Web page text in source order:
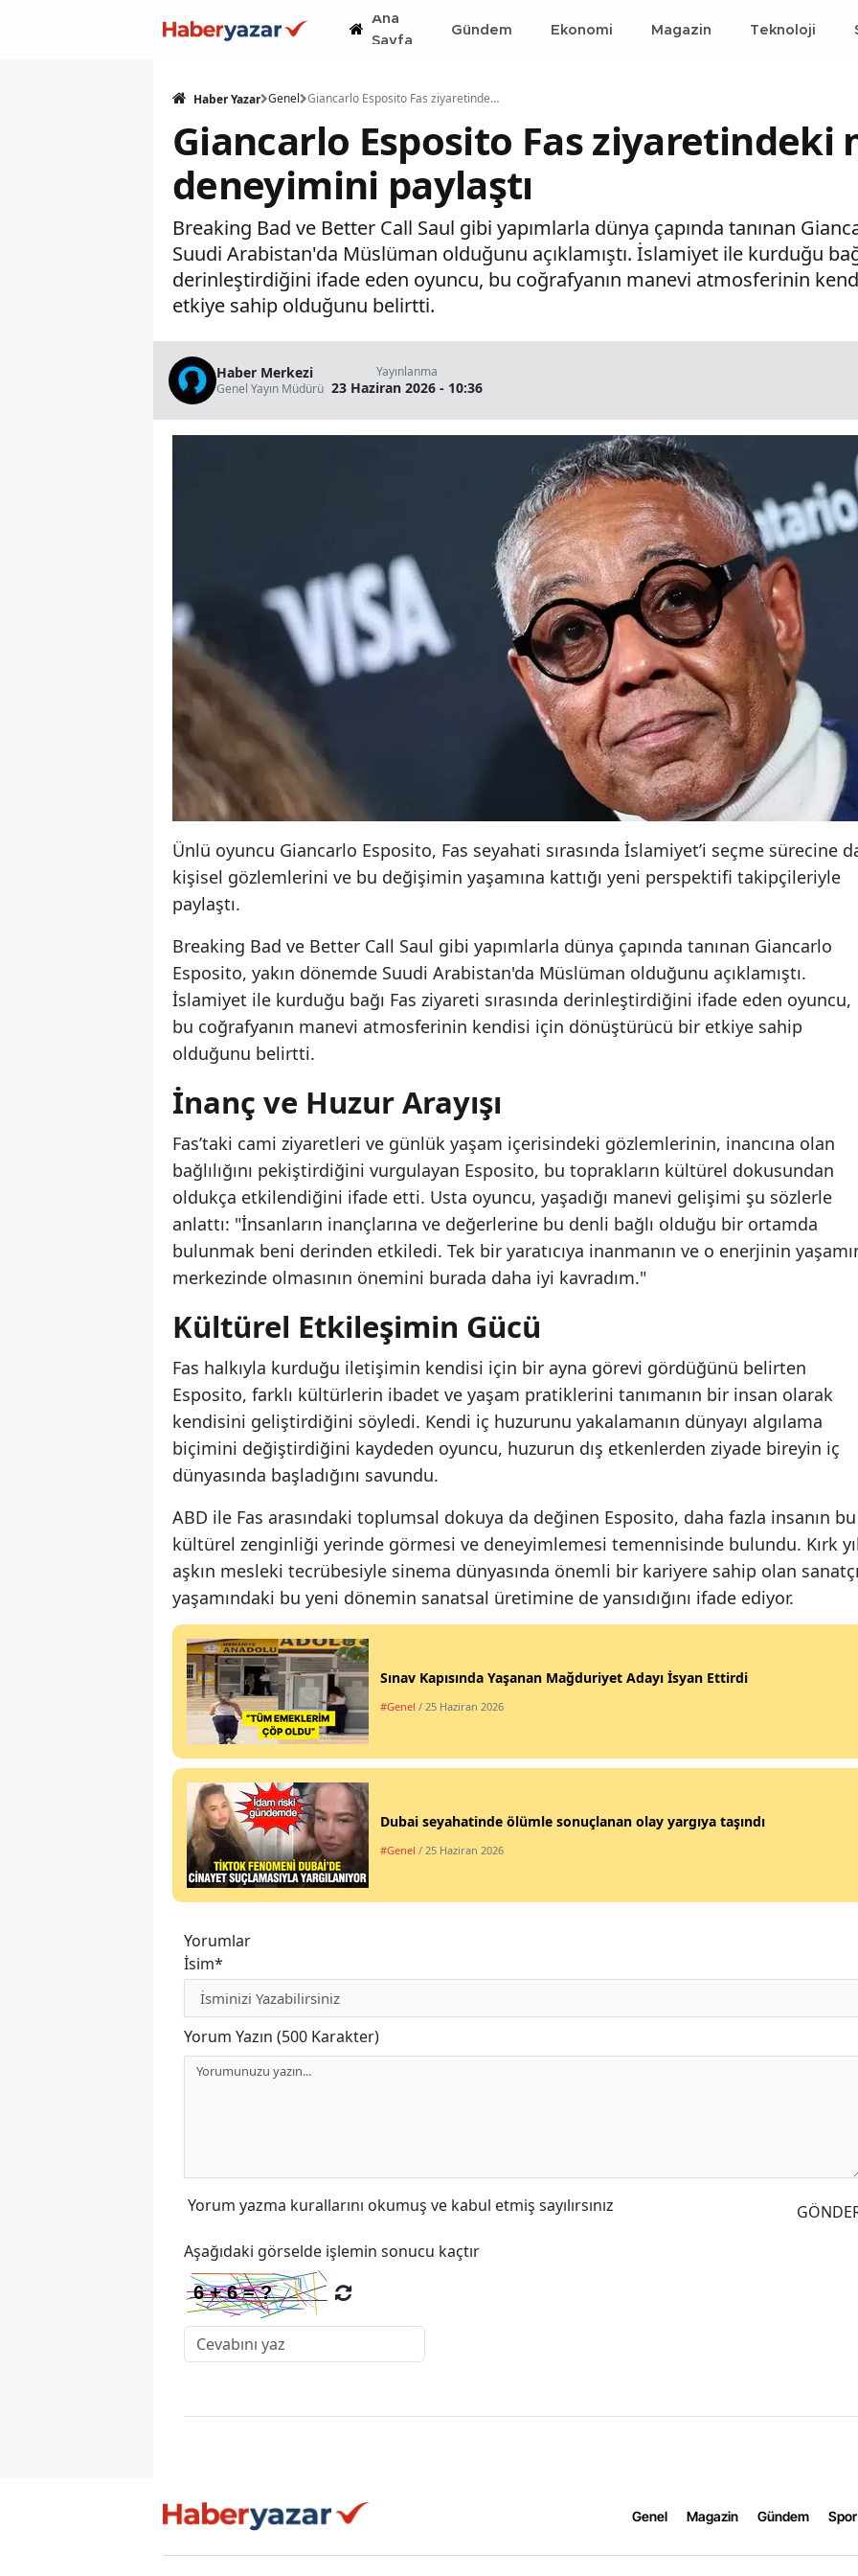
Ana
Sayfa
Gündem Ekonomi Magazin Teknoloji
Haber Yazar Genel Giancarlo Esposito Fas ziyaretindeki manevi deneyimini paylaştı
Giancarlo Esposito Fas ziyaretindeki
deneyimini paylaştı
Breaking Bad ve Better Call Saul gibi yapımlarla dünya çapında tanınan
Suudi Arabistan'da Müslüman olduğunu açıklamıştı. İslamiyet ile kurduğu
derinleştirdiğini ifade eden oyuncu, bu coğrafyanın manevi atmosferinin
etkiye sahip olduğunu belirtti.
Haber Merkezi
Genel Yayın Müdürü
Yayınlanma
23 Haziran 2026 - 10:36
Ünlü oyuncu Giancarlo Esposito, Fas seyahati sırasında İslamiyet’i seçme sürecine
kişisel gözlemlerini ve bu değişimin yaşamına kattığı yeni perspektifi takipçileriyle
paylaştı.
Breaking Bad ve Better Call Saul gibi yapımlarla dünya çapında tanınan Giancarlo
Esposito, yakın dönemde Suudi Arabistan'da Müslüman olduğunu açıklamıştı.
İslamiyet ile kurduğu bağı Fas ziyareti sırasında derinleştirdiğini ifade eden oyuncu,
bu coğrafyanın manevi atmosferinin kendisi için dönüştürücü bir etkiye sahip
olduğunu belirtti.
İnanç ve Huzur Arayışı
Fas’taki cami ziyaretleri ve günlük yaşam içerisindeki gözlemlerinin, inancına olan
bağlılığını pekiştirdiğini vurgulayan Esposito, bu toprakların kültürel dokusundan
oldukça etkilendiğini ifade etti. Usta oyuncu, yaşadığı manevi gelişimi şu sözlerle
anlattı: "İnsanların inançlarına ve değerlerine bu denli bağlı olduğu bir ortamda
bulunmak beni derinden etkiledi. Tek bir yaratıcıya inanmanın ve o enerjinin
merkezinde olmasının önemini burada daha iyi kavradım."
Kültürel Etkileşimin Gücü
Fas halkıyla kurduğu iletişimin kendisi için bir ayna görevi gördüğünü belirten
Esposito, farklı kültürlerin ibadet ve yaşam pratiklerini tanımanın bir insan olarak
kendisini geliştirdiğini söyledi. Kendi iç huzurunu yakalamanın dünyayı algılama
biçimini değiştirdiğini kaydeden oyuncu, huzurun dış etkenlerden ziyade bireyin iç
dünyasında başladığını savundu.
ABD ile Fas arasındaki toplumsal dokuya da değinen Esposito, daha fazla insanın bu
kültürel zenginliği yerinde görmesi ve deneyimlemesi temennisinde bulundu. Kırk
aşkın mesleki tecrübesiyle sinema dünyasında önemli bir kariyere sahip olan
yaşamındaki bu yeni dönemin sanatsal üretimine de yansıdığını ifade ediyor.
Sınav Kapısında Yaşanan Mağduriyet Adayı İsyan Ettirdi
#Genel / 25 Haziran 2026
Dubai seyahatinde ölümle sonuçlanan olay yargıya taşındı
#Genel / 25 Haziran 2026
Yorumlar
İsim*
Yorum Yazın (500 Karakter)
Yorum yazma kurallarını okumuş ve kabul etmiş sayılırsınız
Aşağıdaki görselde işlemin sonucu kaçtır
Genel Magazin Gündem Spor